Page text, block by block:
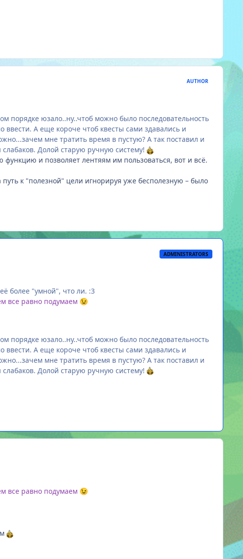
AUTHOR
порядке юзало..ну..чтоб можно было последовательность
ввести. А еще короче чтоб квесты сами здавались и
мне тратить время в пустую? А так поставил и
Долой старую ручную систему!
и позволяет лентяям им пользоваться, вот и всё.
к "полезной" цели игнорируя уже бесполезную – было
ADMINISTRATORS
более "умной", что ли. :3
все равно подумаем 😉
порядке юзало..ну..чтоб можно было последовательность
ввести. А еще короче чтоб квесты сами здавались и
мне тратить время в пустую? А так поставил и
Долой старую ручную систему!
все равно подумаем 😉